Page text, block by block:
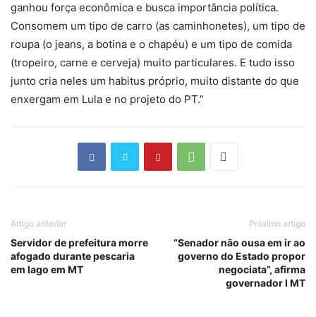
ganhou força econômica e busca importância política.
Consomem um tipo de carro (as caminhonetes), um tipo de
roupa (o jeans, a botina e o chapéu) e um tipo de comida
(tropeiro, carne e cerveja) muito particulares. E tudo isso
junto cria neles um habitus próprio, muito distante do que
enxergam em Lula e no projeto do PT.”
Artigo anterior
Servidor de prefeitura morre
afogado durante pescaria
em lago em MT
Próximo artigo
“Senador não ousa em ir ao
governo do Estado propor
negociata”, afirma
governador I MT